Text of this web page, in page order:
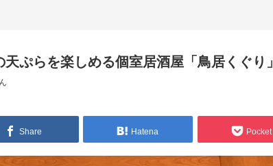
ぷらを楽しめる個室居酒屋「鳥居くぐり」
Share Hatena Pocket